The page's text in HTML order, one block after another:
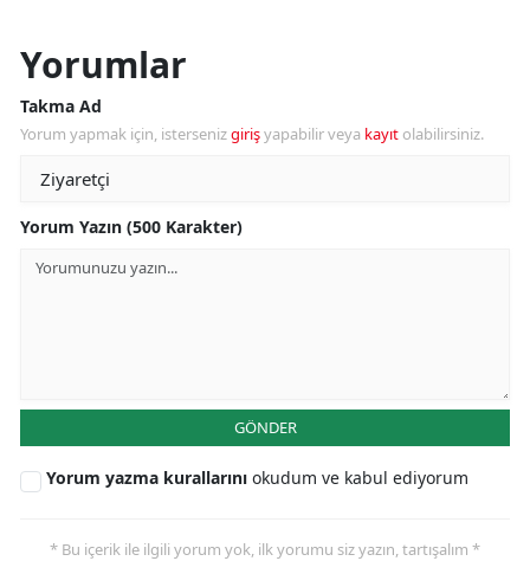
Yorumlar
Takma Ad
Yorum yapmak için, istersenizgirişyapabilir veya kayıt olabilirsiniz.
Yorum Yazın (500 Karakter)
GÖNDER
Yorum yazma kurallarını okudum ve kabul ediyorum
* Bu içerik ile ilgili yorum yok, ilk yorumu siz yazın, tartışalım *